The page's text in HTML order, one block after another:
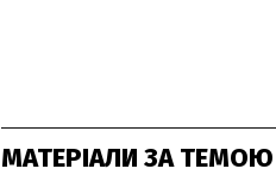
МАТЕРІАЛИ ЗА ТЕМОЮ